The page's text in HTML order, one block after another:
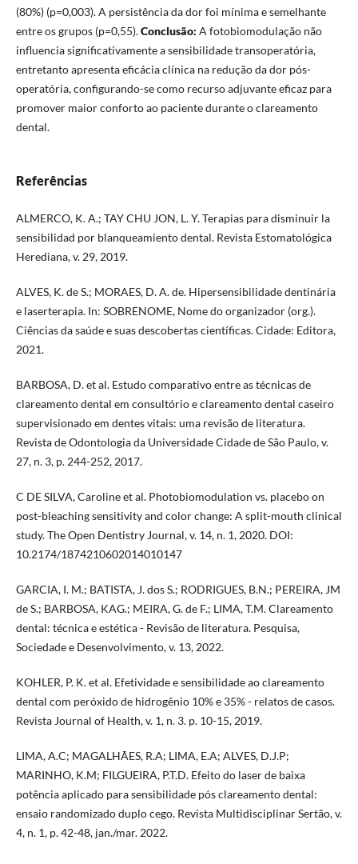
(80%) (p=0,003). A persistência da dor foi mínima e semelhante
entre os grupos (p=0,55).Conclusão: A fotobiomodulação não
influencia significativamente a sensibilidade transoperatória,
entretanto apresenta eficácia clínica na redução da dor pós-
operatória, configurando-se como recurso adjuvante eficaz para
promover maior conforto ao paciente durante o clareamento
dental.
Referências
ALMERCO, K. A.; TAY CHU JON, L. Y. Terapias para disminuir la
sensibilidad por blanqueamiento dental. Revista Estomatológica
Herediana, v. 29, 2019.
ALVES, K. de S.; MORAES, D. A. de. Hipersensibilidade dentinária
e laserterapia. In: SOBRENOME, Nome do organizador (org.).
Ciências da saúde e suas descobertas científicas. Cidade: Editora,
2021.
BARBOSA, D. et al. Estudo comparativo entre as técnicas de
clareamento dental em consultório e clareamento dental caseiro
supervisionado em dentes vitais: uma revisão de literatura.
Revista de Odontologia da Universidade Cidade de São Paulo, v.
27, n. 3, p. 244-252, 2017.
C DE SILVA, Caroline et al. Photobiomodulation vs. placebo on
post-bleaching sensitivity and color change: A split-mouth clinical
study. The Open Dentistry Journal, v. 14, n. 1, 2020. DOI:
10.2174/1874210602014010147
GARCIA, I. M.; BATISTA, J. dos S.; RODRIGUES, B.N.; PEREIRA, JM
de S.; BARBOSA, KAG.; MEIRA, G. de F.; LIMA, T.M. Clareamento
dental: técnica e estética - Revisão de literatura. Pesquisa,
Sociedade e Desenvolvimento, v. 13, 2022.
KOHLER, P. K. et al. Efetividade e sensibilidade ao clareamento
dental com peróxido de hidrogênio 10% e 35% - relatos de casos.
Revista Journal of Health, v. 1, n. 3. p. 10-15, 2019.
LIMA, A.C; MAGALHÃES, R.A; LIMA, E.A; ALVES, D.J.P;
MARINHO, K.M; FILGUEIRA, P.T.D. Efeito do laser de baixa
potência aplicado para sensibilidade pós clareamento dental:
ensaio randomizado duplo cego. Revista Multidisciplinar Sertão, v.
4, n. 1, p. 42-48, jan./mar. 2022.